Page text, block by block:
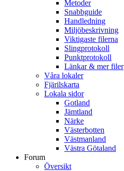
Metoder
Snabbguide
Handledning
Miljöbeskrivning
Viktigaste filerna
Slingprotokoll
Punktprotokoll
Länkar & mer filer
Våra lokaler
Fjärilskarta
Lokala sidor
Gotland
Jämtland
Närke
Västerbotten
Västmanland
Västra Götaland
Forum
Översikt